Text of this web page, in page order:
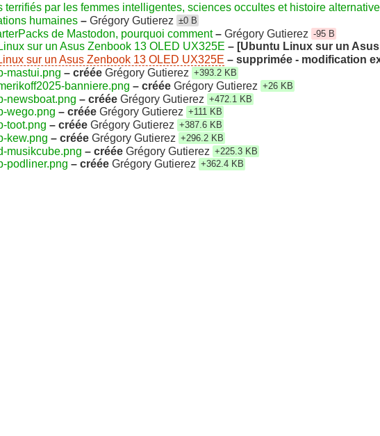
terrifiés par les femmes intelligentes, sciences occultes et histoire
humaines – Grégory Gutierez ±0 B
de Mastodon, pourquoi comment – Grégory Gutierez -95 B
sur un Asus Zenbook 13 OLED UX325E – [Ubuntu Linux sur un
sur un Asus Zenbook 13 OLED UX325E – supprimée - modification
mastui.png – créée Grégory Gutierez +393.2 KB
banniere.png – créée Grégory Gutierez +26 KB
newsboat.png – créée Grégory Gutierez +472.1 KB
wego.png – créée Grégory Gutierez +111 KB
toot.png – créée Grégory Gutierez +387.6 KB
kew.png – créée Grégory Gutierez +296.2 KB
musikcube.png – créée Grégory Gutierez +225.3 KB
podliner.png – créée Grégory Gutierez +362.4 KB